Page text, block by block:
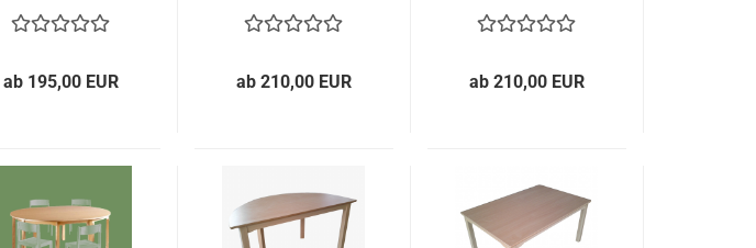
ab 195,00 EUR ab 210,00 EUR ab 210,00 EUR